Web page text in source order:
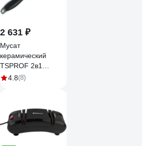
2 631 ₽
Мусат
керамический
TSPROF 2в1
(2000/3000 грит)
4.8(8)